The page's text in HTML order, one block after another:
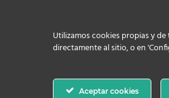
Utilizamos cookies propias y
directamente al sitio, o en
Aceptar cookies